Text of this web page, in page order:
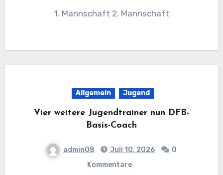
1. Mannschaft 2. Mannschaft
Allgemein Jugend
Vier weitere Jugendtrainer nun DFB-
Basis-Coach
admin08 Juli 10, 2026
0
Kommentare